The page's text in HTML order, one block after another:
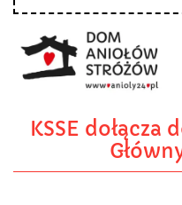
KSSE dołącza